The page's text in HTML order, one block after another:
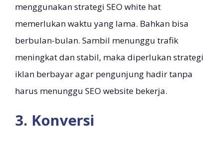
menggunakan strategi SEO white hat
memerlukan waktu yang lama. Bahkan bisa
berbulan-bulan. Sambil menunggu trafik
meningkat dan stabil, maka diperlukan strategi
iklan berbayar agar pengunjung hadir tanpa
harus menunggu SEO website bekerja.
3. Konversi